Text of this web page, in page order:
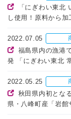
「にぎわい東北
し使用！原料から
2022.07.05
福島県内の漁港
発 「にぎわい東北
2022.05.25
秋田県内初とな
県・八峰町産「岩